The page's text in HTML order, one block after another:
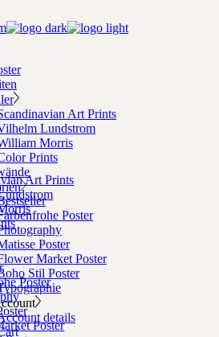
Art Prints
Lundstrom
Morris
Prints
Poster
Poster
Market Poster
Stil Poster
details
Art Prints
Poster
Poster